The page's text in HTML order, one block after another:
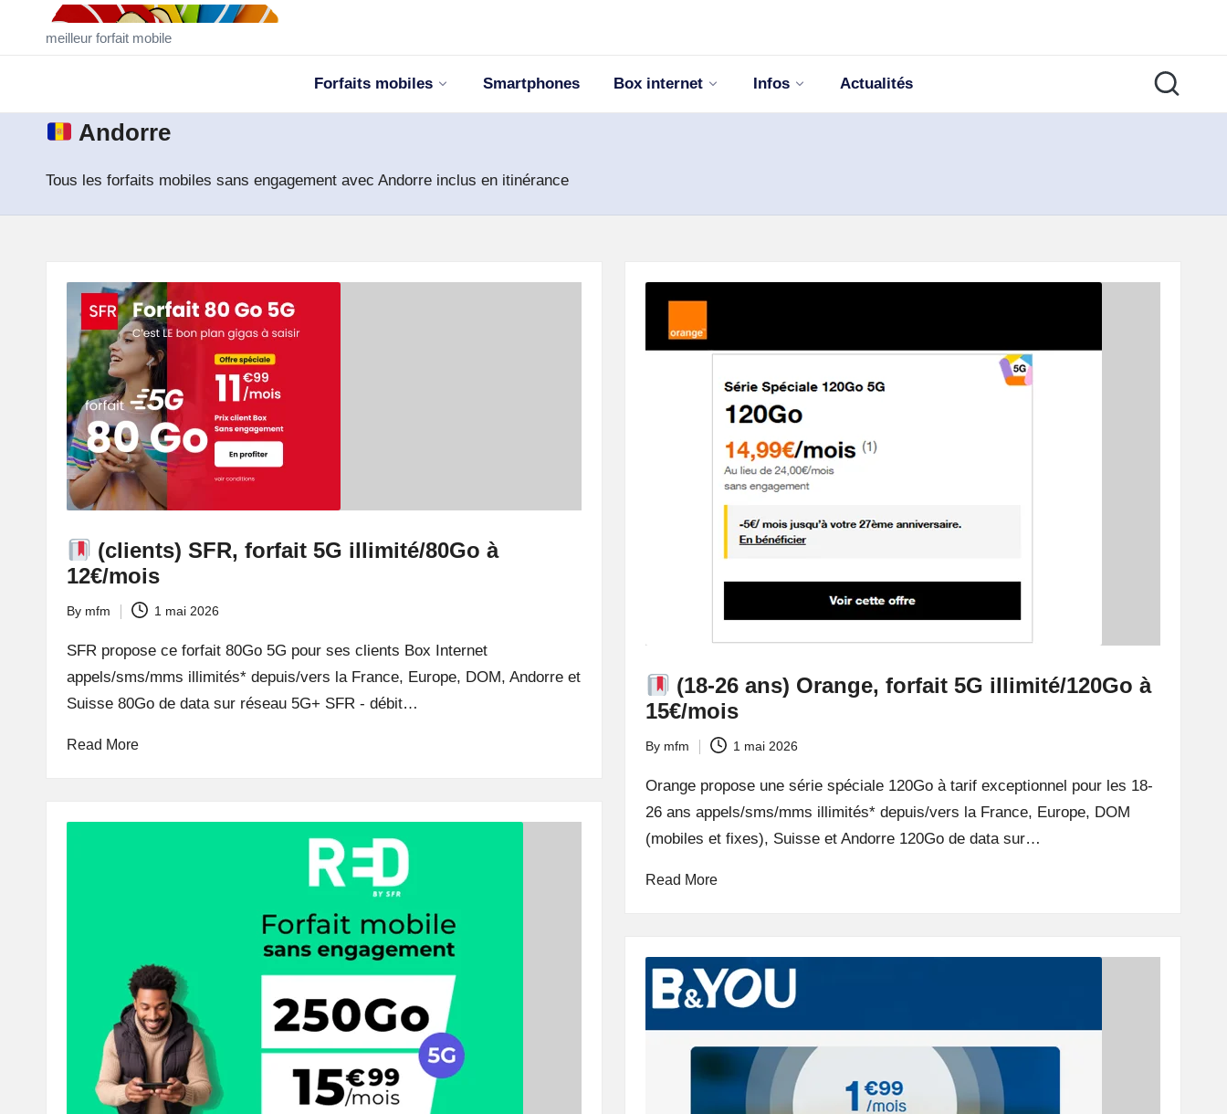
M
ll
e
u
r
o
rf
ai
M
o
meilleur forfait mobile
Forfaits mobiles Smartphones Box internet Infos Actualités
Andorre
Tous les forfaits mobiles sans engagement avec Andorre inclus en itinérance
(clients) SFR, forfait 5G illimité/80Go à
12€/mois
Posted
by
By mfm 1 mai 2026
SFR propose ce forfait 80Go 5G pour ses clients Box Internet
appels/sms/mms illimités* depuis/vers la France, Europe, DOM, Andorre et
Suisse 80Go de data sur réseau 5G+ SFR - débit…
Read More
(18-26 ans) Orange, forfait 5G illimité/120Go à
15€/mois
Posted
by
By mfm 1 mai 2026
Orange propose une série spéciale 120Go à tarif exceptionnel pour les 18-
26 ans appels/sms/mms illimités* depuis/vers la France, Europe, DOM
(mobiles et fixes), Suisse et Andorre 120Go de data sur…
Read More